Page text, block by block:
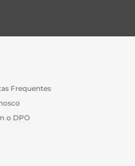
Frequentes
o DPO